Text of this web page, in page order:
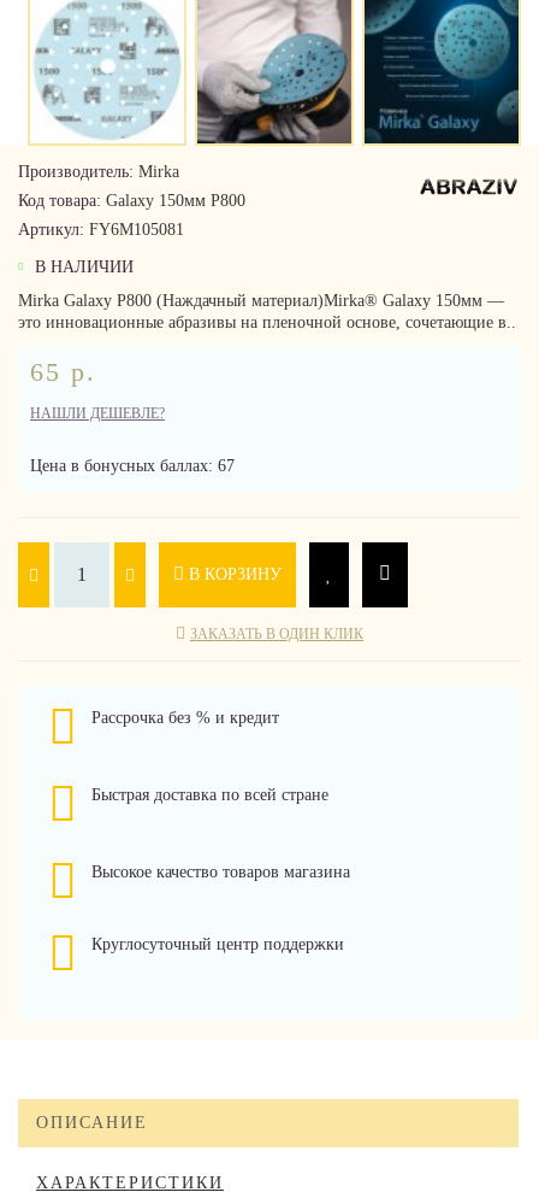
Производитель: Mirka
Код товара: Galaxy 150мм P800
Артикул: FY6M105081
В НАЛИЧИИ
Mirka Galaxy P800 (Наждачный материал)Mirka® Galaxy 150мм —
это инновационные абразивы на пленочной основе, сочетающие в..
65 р.
НАШЛИ ДЕШЕВЛЕ?
Цена в бонусных баллах: 67
В КОРЗИНУ
ЗАКАЗАТЬ В ОДИН КЛИК
Рассрочка без % и кредит
Быстрая доставка по всей стране
Высокое качество товаров магазина
Круглосуточный центр поддержки
ОПИСАНИЕ
ХАРАКТЕРИСТИКИ